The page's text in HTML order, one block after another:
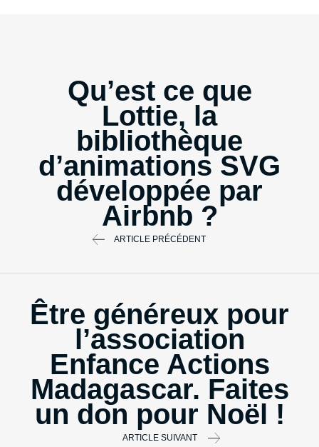
Qu’est ce que
Lottie, la
bibliothèque
d’animations SVG
développée par
Airbnb ?
ARTICLE PRÉCÉDENT
Être généreux pour
l’association
Enfance Actions
Madagascar. Faites
un don pour Noël !
ARTICLE SUIVANT